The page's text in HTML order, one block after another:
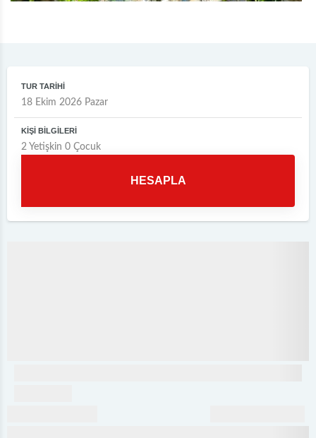
TUR TARİHİ
KİŞİ BİLGİLERİ
2 Yetişkin 0 Çocuk
HESAPLA